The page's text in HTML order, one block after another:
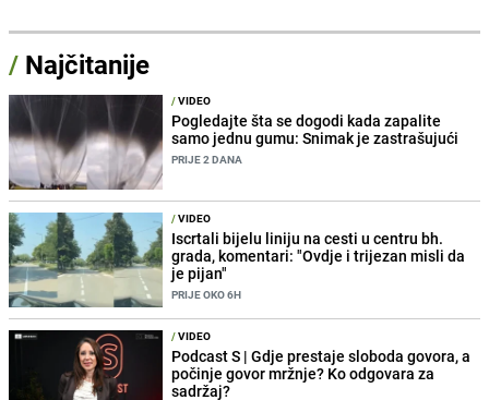
/ Najčitanije
/VIDEO
Pogledajte šta se dogodi kada zapalite
samo jednu gumu: Snimak je zastrašujući
PRIJE 2 DANA
/VIDEO
Iscrtali bijelu liniju na cesti u centru bh.
grada, komentari: "Ovdje i trijezan misli da
je pijan"
PRIJE OKO 6H
/VIDEO
Podcast S | Gdje prestaje sloboda govora, a
počinje govor mržnje? Ko odgovara za
sadržaj?